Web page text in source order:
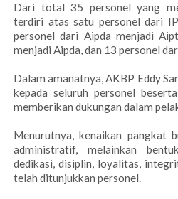
Dari total 35 personel yang
terdiri atas satu personel dari
personel dari Aipda menjadi
menjadi Aipda, dan 13 personel
Dalam amanatnya, AKBP Eddy
kepada seluruh personel
memberikan dukungan dalam
Menurutnya, kenaikan pangkat
administratif, melainkan
dedikasi, disiplin, loyalitas,
telah ditunjukkan personel.